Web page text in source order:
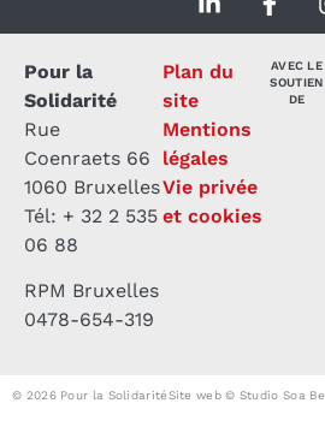
Pour la
Solidarité
Rue
Coenraets 66
1060 Bruxelles
Tél: + 32 2 535
06 88
RPM Bruxelles
0478-654-319
AVEC LE
SOUTIEN
DE
Plan du
site
Mentions
légales
Vie privée
et cookies
© 2026 Pour la SolidaritéSite web © Studio Soa Be